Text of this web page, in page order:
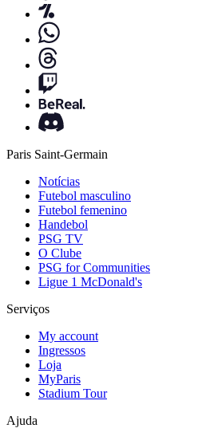
Paris Saint-Germain
Notícias
Futebol masculino
Futebol femenino
Handebol
PSG TV
O Clube
PSG for Communities
Ligue 1 McDonald's
Serviços
My account
Ingressos
Loja
MyParis
Stadium Tour
Ajuda